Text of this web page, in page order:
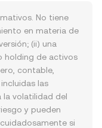
No tiene
en materia de
(ii) una
holding de activos
contable,
las
la volatilidad del
y pueden
si